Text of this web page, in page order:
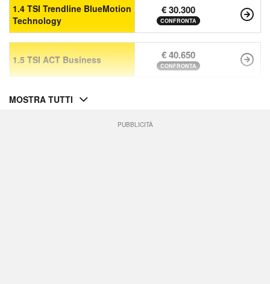
1.4 TSI Trendline BlueMotion
Technology
€ 30.300
CONFRONTA
1.5 TSI ACT Business € 40.650
CONFRONTA
MOSTRA TUTTI
PUBBLICITÀ